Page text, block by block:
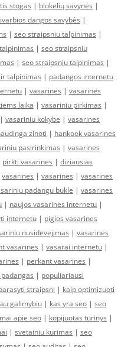
stogas | blokelių savynės |
dangos savybės |
| seo straipsniu talpinimas |
| seo straipsniu
| seo straipsniu talpinimas |
talpinimas | padangos internetu
| vasarines | vasarines
laika | vasariniu pirkimas |
| vasariniu kokybe | vasarines
zinoti | hankook vasarines
pasirinkimas | vasarines
pirkti vasarines | diziausias
vasarines | vasarines | vasarines
padangu bukle | vasarines
| naujos vasarines internetu |
internetu | pigios vasarines
nusidevejimas | vasarines
vasarines | vasarai internetu |
| perkant vasarines |
| populiariausi
straipsni | kaip optimizuoti
galimybiu | kas yra seo | seo
apie seo | kopijuotas turinys |
| svetainiu kurimas | seo